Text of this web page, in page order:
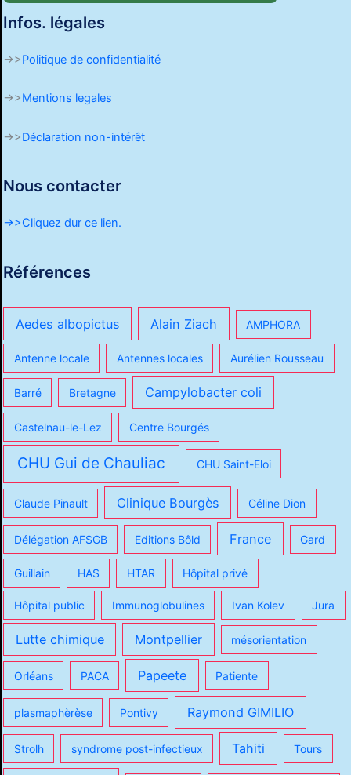
Infos. légales
->>Politique de confidentialité
->>Mentions legales
->>Déclaration non-intérêt
Nous contacter
->>Cliquez dur ce lien.
Références
Aedes albopictus Alain Ziach AMPHORA
Antenne locale Antennes locales Aurélien Rousseau
Barré Bretagne Campylobacter coli
Castelnau-le-Lez Centre Bourgés
CHU Gui de Chauliac CHU Saint-Eloi
Claude Pinault Clinique Bourgès Céline Dion
Délégation AFSGB Editions Bôld France Gard
Guillain HAS HTAR Hôpital privé
Hôpital public Immunoglobulines Ivan Kolev Jura
Lutte chimique Montpellier mésorientation
Orléans PACA Papeete Patiente
plasmaphèrèse Pontivy Raymond GIMILIO
Strolh syndrome post-infectieux Tahiti Tours